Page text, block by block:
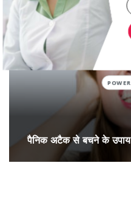
पैनिक अटैक से बचने के उपाय